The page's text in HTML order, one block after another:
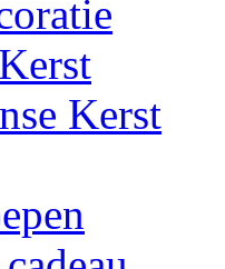
Kerst